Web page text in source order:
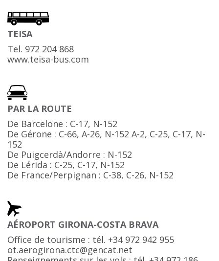
TEISA
Tel. 972 204 868
www.teisa-bus.com
PAR LA ROUTE
De Barcelone : C-17, N-152
De Gérone : C-66, A-26, N-152 A-2, C-25, C-17, N-
152
De Puigcerdà/Andorre : N-152
De Lérida : C-25, C-17, N-152
De France/Perpignan : C-38, C-26, N-152
AÉROPORT GIRONA-COSTA BRAVA
Office de tourisme : tél. +34 972 942 955
ot.aerogirona.ctc@gencat.net